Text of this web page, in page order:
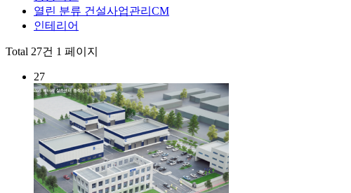
열린 분류 건설사업관리CM
인테리어
Total 27건 1 페이지
27